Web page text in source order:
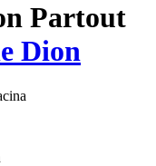
Partout
Dion